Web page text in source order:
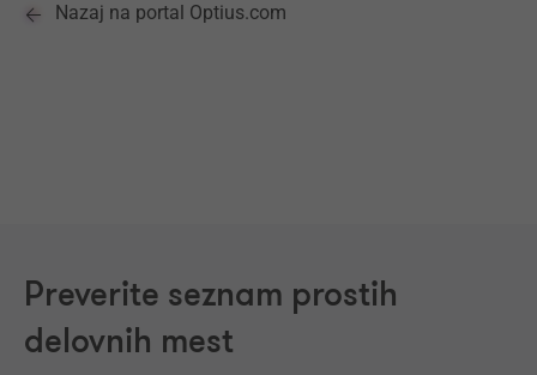
Nazaj na portal Optius.com
Preverite seznam prostih
delovnih mest